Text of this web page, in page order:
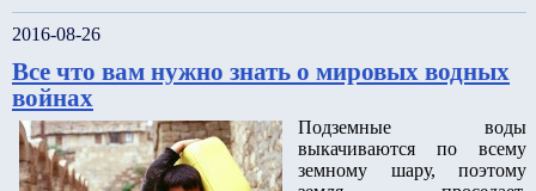
2016-08-26
Все что вам нужно знать о мировых водных
войнах
Подземные воды
выкачиваются по всему
земному шару, поэтому